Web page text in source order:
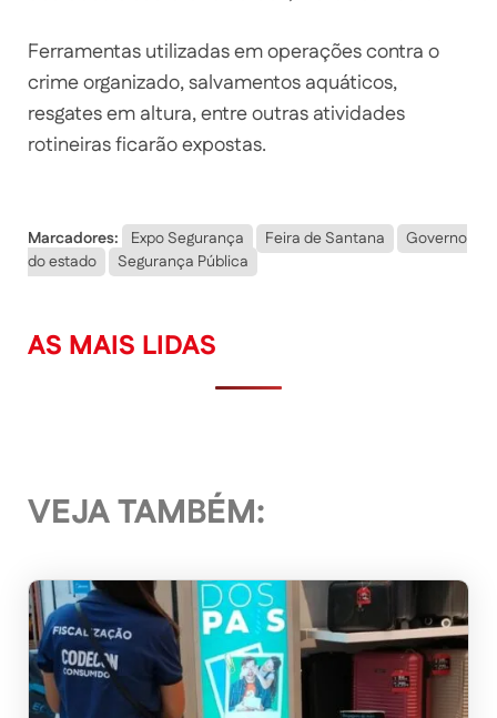
Ferramentas utilizadas em operações contra o
crime organizado, salvamentos aquáticos,
resgates em altura, entre outras atividades
rotineiras ficarão expostas.
Marcadores: Expo Segurança Feira de Santana
Governo
do estado
Segurança Pública
AS MAIS LIDAS
VEJA TAMBÉM: